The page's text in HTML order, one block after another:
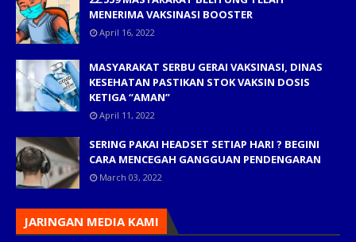
MENERIMA VAKSINASI BOOSTER
April 16, 2022
MASYARAKAT SERBU GERAI VAKSINASI, DINAS
KESEHATAN PASTIKAN STOK VAKSIN DOSIS
KETIGA “AMAN”
April 11, 2022
SERING PAKAI HEADSET SETIAP HARI ? BEGINI
CARA MENCEGAH GANGGUAN PENDENGARAN
March 03, 2022
JARINGAN MEDIA KAMI